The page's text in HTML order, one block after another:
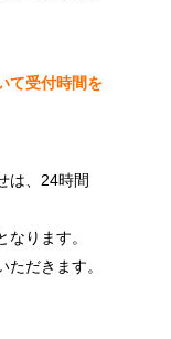
て受付時間を
は、24時間
ります。
だきます。